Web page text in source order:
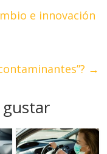
e innovación
→